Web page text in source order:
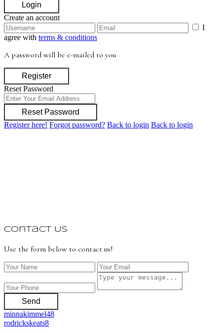
Login
Create an account
I
agree with terms & conditions
A password will be e-mailed to you
Register
Reset Password
Reset Password
Register here! Forgot password? Back to login Back to login
Contact Us
Use the form below to contact us!
Send
minnakimmel48
rodrickskeats8